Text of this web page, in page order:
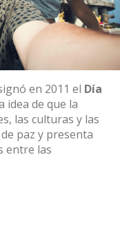
en 2011 el Día
idea de que la
las culturas y las
paz y presenta
entre las